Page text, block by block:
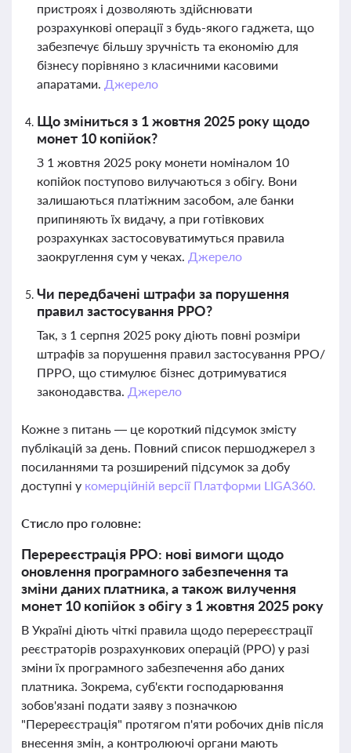
пристроях і дозволяють здійснювати
розрахункові операції з будь-якого гаджета, що
забезпечує більшу зручність та економію для
бізнесу порівняно з класичними касовими
апаратами. Джерело
Що зміниться з 1 жовтня 2025 року щодо
монет 10 копійок?
З 1 жовтня 2025 року монети номіналом 10
копійок поступово вилучаються з обігу. Вони
залишаються платіжним засобом, але банки
припиняють їх видачу, а при готівкових
розрахунках застосовуватимуться правила
заокруглення сум у чеках. Джерело
Чи передбачені штрафи за порушення
правил застосування РРО?
Так, з 1 серпня 2025 року діють повні розміри
штрафів за порушення правил застосування РРО/
ПРРО, що стимулює бізнес дотримуватися
законодавства. Джерело
Кожне з питань — це короткий підсумок змісту
публікацій за день. Повний список першоджерел з
посиланнями та розширений підсумок за добу
доступні у комерційній версії Платформи LIGA360.
Стисло про головне:
Перереєстрація РРО: нові вимоги щодо
оновлення програмного забезпечення та
зміни даних платника, а також вилучення
монет 10 копійок з обігу з 1 жовтня 2025 року
В Україні діють чіткі правила щодо перереєстрації
реєстраторів розрахункових операцій (РРО) у разі
зміни їх програмного забезпечення або даних
платника. Зокрема, суб'єкти господарювання
зобов'язані подати заяву з позначкою
"Перереєстрація" протягом п'яти робочих днів після
внесення змін, а контролюючі органи мають